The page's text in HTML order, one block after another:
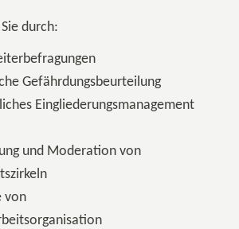
durch:
Gefährdungsbeurteilung
Eingliederungsmanagement
und Moderation von
von